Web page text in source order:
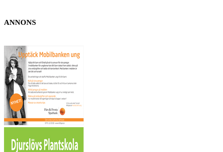
ANNONS